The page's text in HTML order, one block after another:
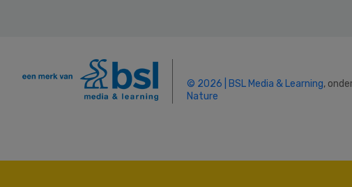
© 2026 | BSL Media & Learning,
Nature